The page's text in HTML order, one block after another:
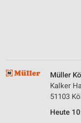
Müller
Kalker
51103
Heute